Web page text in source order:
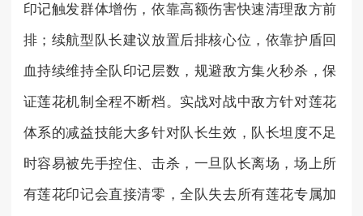
印记触发群体增伤，依靠高额伤害快速清理敌方前
排；续航型队长建议放置后排核心位，依靠护盾回
血持续维持全队印记层数，规避敌方集火秒杀，保
证莲花机制全程不断档。实战对战中敌方针对莲花
体系的减益技能大多针对队长生效，队长坦度不足
时容易被先手控住、击杀，一旦队长离场，场上所
有莲花印记会直接清零，全队失去所有莲花专属加